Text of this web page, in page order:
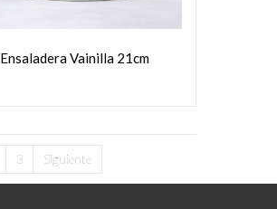
Ensaladera Vainilla 21cm
3 Siguiente